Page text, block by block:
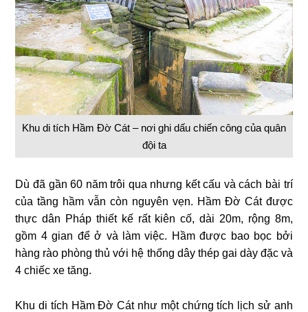
Khu di tích Hầm Đờ Cát – nơi ghi dấu chiến công của quân
đội ta
Dù đã gần 60 năm trôi qua nhưng kết cấu và cách bài trí
của tầng hầm vẫn còn nguyên vẹn. Hầm Đờ Cát được
thực dân Pháp thiết kế rất kiên cố, dài 20m, rộng 8m,
gồm 4 gian để ở và làm việc. Hầm được bao bọc bởi
hàng rào phòng thủ với hệ thống dây thép gai dày đặc và
4 chiếc xe tăng.
Khu di tích Hầm Đờ Cát như một chứng tích lịch sử anh